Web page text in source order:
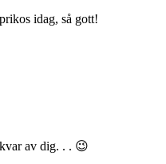
idag, så gott!
av dig. . . 😉